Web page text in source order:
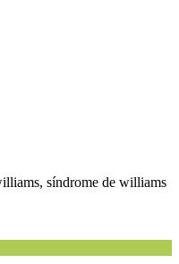
síndrome de williams